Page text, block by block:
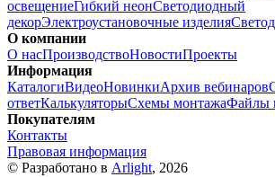
освещениеГибкий неонСветодиодный
декорЭлектроустановочные изделия
О компании
О насПроизводствоНовостиПроекты
Информация
КаталогиВидеоНовинкиАрхив вебинаров
ответКалькуляторыСхемы монтажаФайлы
Покупателям
Контакты
Правовая информация
© Разработано в Arlight, 2026